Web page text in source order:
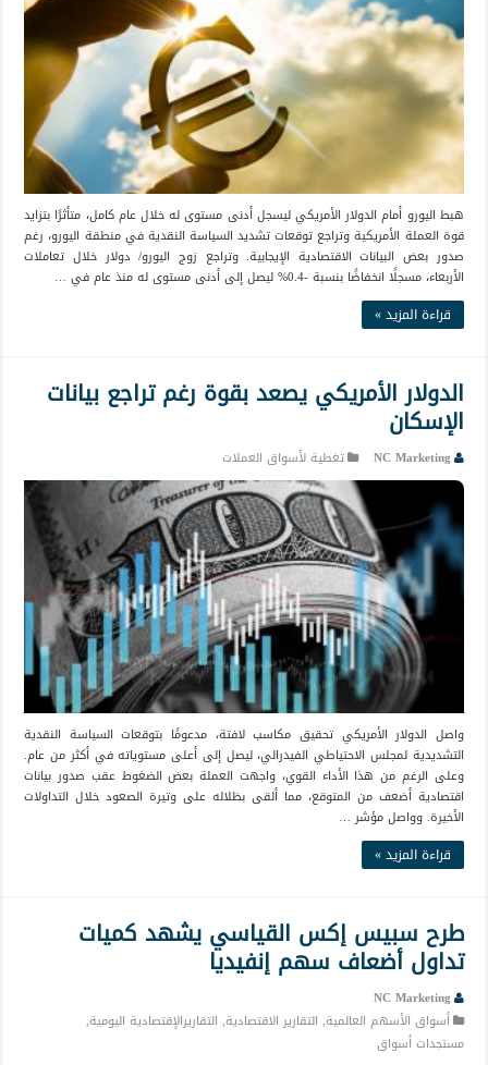
هبط اليورو أمام الدولار الأمريكي ليسجل أدنى مستوى له خلال عام كامل، متأثرًا بتزايد
قوة العملة الأمريكية وتراجع توقعات تشديد السياسة النقدية في منطقة اليورو، رغم
صدور بعض البيانات الاقتصادية الإيجابية. وتراجع زوج اليورو/ دولار خلال تعاملات
الأربعاء، مسجلًا انخفاضًا بنسبة -0.4% ليصل إلى أدنى مستوى له منذ عام في …
قراءة المزيد »
الدولار الأمريكي يصعد بقوة رغم تراجع بيانات
الإسكان
NC Marketing تغطية لأسواق العملات
واصل الدولار الأمريكي تحقيق مكاسب لافتة، مدعومًا بتوقعات السياسة النقدية
التشديدية لمجلس الاحتياطي الفيدرالي، ليصل إلى أعلى مستوياته في أكثر من عام.
وعلى الرغم من هذا الأداء القوي، واجهت العملة بعض الضغوط عقب صدور بيانات
اقتصادية أضعف من المتوقع، مما ألقى بظلاله على وتيرة الصعود خلال التداولات
الأخيرة. وواصل مؤشر …
قراءة المزيد »
طرح سبيس إكس القياسي يشهد كميات
تداول أضعاف سهم إنفيديا
NC Marketing
أسواق الأسهم العالمية, التقارير الاقتصادية, التقاريرالإقتصادية اليومية,
مستجدات أسواق